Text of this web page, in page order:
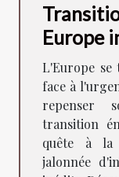
Europe
un
L'Europe se
face à
repenser
transition
quête à la
jalonnée